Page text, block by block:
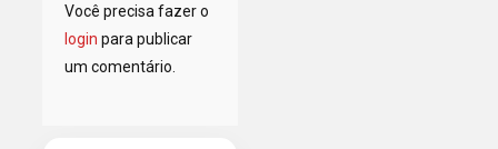
Você precisa fazer o
login para publicar
um comentário.